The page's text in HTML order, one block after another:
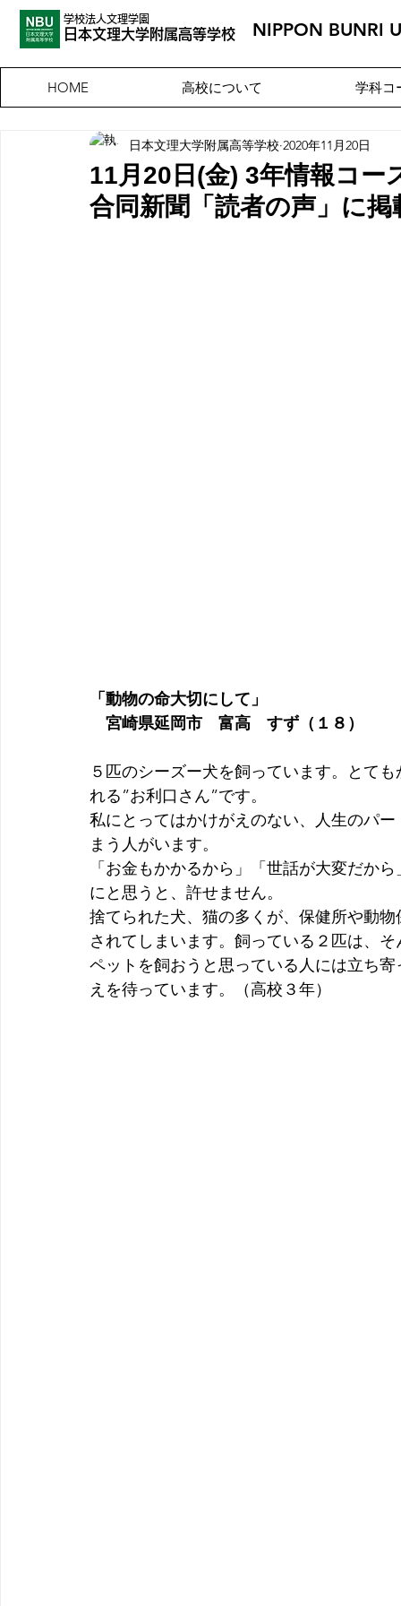
学校法人文理学園
​日本文理大学附属高等学校 NIPPON BUNRI
HOME 高校について 学科コ
11月20日(金) 3年情報コー
合同新聞「読者の声」に
日本文理大学附属高等学校 2020年11月20日
「動物の命大切にして」
宮崎県延岡市　富高　すず（１８）
５匹のシーズー犬を飼っています。とて
れる”お利口さん”です。
私にとってはかけがえのない、人生のパ
まう人がいます。
「お金もかかるから」「世話が大変だか
にと思うと、許せません。
捨てられた犬、猫の多くが、保健所や動
されてしまいます。 飼っている２匹は、
ペットを飼おうと思っている人には立ち
えを待っています。（高校３年）